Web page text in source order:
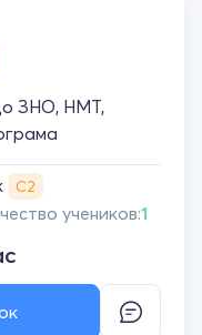
ЗНО, НМТ,
С2
учеников:1